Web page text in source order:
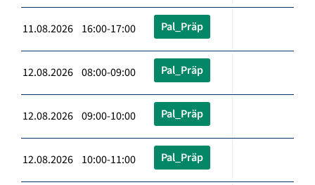
11.08.2026 16:00-17:00 Pal_Präp
12.08.2026 08:00-09:00 Pal_Präp
12.08.2026 09:00-10:00 Pal_Präp
12.08.2026 10:00-11:00 Pal_Präp